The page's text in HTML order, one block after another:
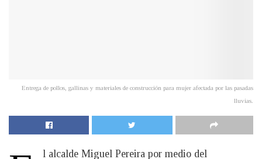
Entrega de pollos, gallinas y materiales de construcción para mujer afectada por las pasadas
lluvias.
l alcalde Miguel Pereira por medio del